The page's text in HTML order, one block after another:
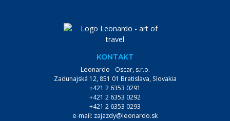
KONTAKT
Leonardo - Oscar, s.r.o.
Zadunajská 12, 851 01 Bratislava, Slovakia
+421 2 6353 0291
+421 2 6353 0292
+421 2 6353 0293
e-mail: zajazdy@leonardo.sk